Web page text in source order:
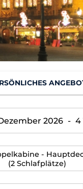
2026 - 4
-
(2 Schlafplätze)